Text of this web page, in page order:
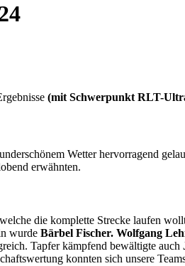
(mit Schwerpunkt RLT-
Wetter hervorragend
erwähnten.
die komplette Strecke laufen
wurde Bärbel Fischer. Wolfgang
Tapfer kämpfend bewältigte auch
konnten sich unsere